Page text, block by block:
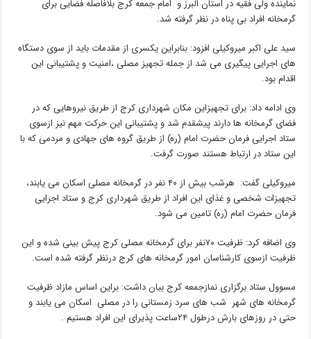
نماینده ولی فقیه در استان البرز و امام جمعه کرج بلافاصله فضایی برای
گرمخانه افراد بی پناه در نظر گرفته شد.
سید علی اکبر میروکیلی افزود: بنابراین یکسری از مقدمات باید از سوی دستگاه
های اجرایی پیگیری می شد از جمله تجهیز مصلی ،امنیت و پشتیبانی این
اقدام بود.
وی ادامه داد: برای تجهیزاین مکان شهرداری کرج از طریق نیروهایی که در
فضای گرمخانه ها دارند پیشقدم شد و پشتیبانی این حرکت مهم نیز ازسوی
ستاد اجرایی فرمان حضرت امام (ره) از طریق گروه های جهادی و مردمی که با
این ستاد در ارتباط هستند صورت گرفت.
میروکیلی گفت: هرشب بیش از ۴۰ نفر در گرمخانه مصلی اسکان می یابند،
تجهیزات شخصی و غذای این افراد از طریق شهرداری کرج و ستاد اجرایی
فرمان حضرت امام (ره) تامین می شود.
وی اضافه کرد: ظرفیت ۷۰نفر برای گرمخانه مصلی کرج پیش بینی شده و این
ظرفیت ازسوی کارشناسان امور گرمخانه های کرج درنظر گرفته شده است.
مسوول ستاد برگزاری نمازجمعه کرج بیان داشت: براین اساس مازاد ظرفیت
گرمخانه های شهر شب های سرد زمستانی را در مصلی اسکان می یابند و
حتی در روزهای بارش درطول ۲۴ساعت پذیرای این افراد هستیم .